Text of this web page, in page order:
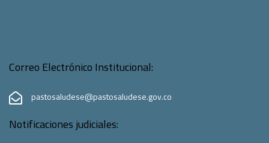
Correo Electrónico Institucional:
pastosaludese@pastosaludese.gov.co
Notificaciones judiciales: